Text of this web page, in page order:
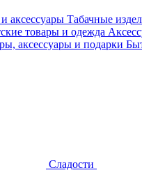
аксессуары Табачные
товары и одежда
аксессуары и подарки
Сладости